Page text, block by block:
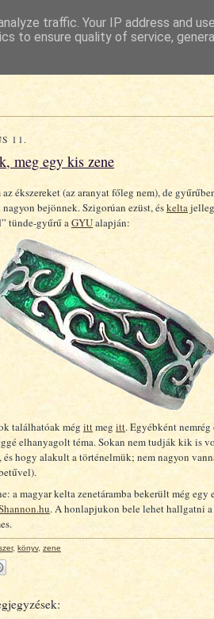
11.
meg egy kis zene
az ékszereket (az aranyat főleg nem), de
bejönnek. Szigorúan ezüst, éskelta
tünde-gyűrű aGYUalapján:
találhatóak még ittmeg itt. Egyébként
elhanyagolt téma. Sokan nem tudják kik is
hogy alakult a történelmük; nem nagyon
a magyar kelta zenetáramba bekerült még egy
. A honlapjukon bele lehet hallgatni
, könyv, zene
traffic. Your IP address and
to ensure quality of service,